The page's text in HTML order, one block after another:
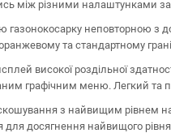
між різними налаштунками
газонокосарку неповторною з
та стандартному
високої роздільної
графічним меню. Легкий та
з найвищим рівнем
досягнення найвищого рівня